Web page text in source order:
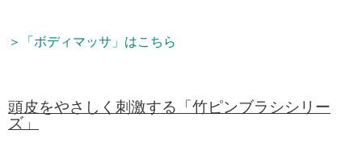
＞「ボディマッサ」はこちら
頭皮をやさしく刺激する「竹ピンブラシシリー
ズ」